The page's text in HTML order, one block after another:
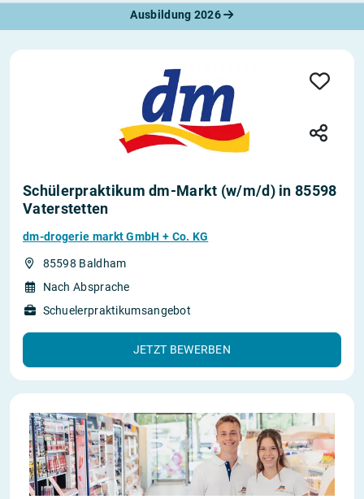
Ausbildung 2026
Schülerpraktikum dm-Markt (w/m/d) in 85598
Vaterstetten
dm-drogerie markt GmbH + Co. KG
85598 Baldham
Nach Absprache
Schuelerpraktikumsangebot
JETZT BEWERBEN